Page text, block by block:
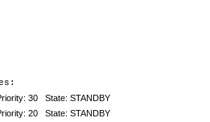
30 State: STANDBY
20 State: STANDBY